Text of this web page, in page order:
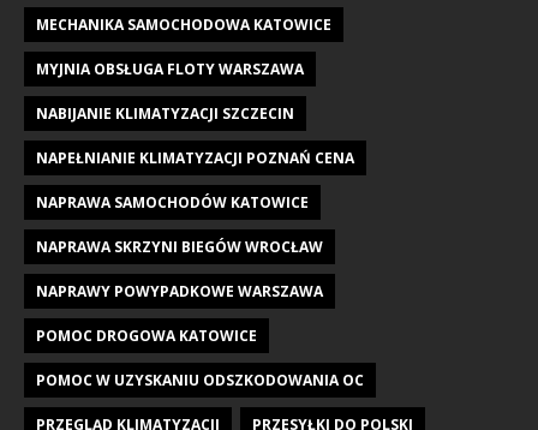
MECHANIKA SAMOCHODOWA KATOWICE
MYJNIA OBSŁUGA FLOTY WARSZAWA
NABIJANIE KLIMATYZACJI SZCZECIN
NAPEŁNIANIE KLIMATYZACJI POZNAŃ CENA
NAPRAWA SAMOCHODÓW KATOWICE
NAPRAWA SKRZYNI BIEGÓW WROCŁAW
NAPRAWY POWYPADKOWE WARSZAWA
POMOC DROGOWA KATOWICE
POMOC W UZYSKANIU ODSZKODOWANIA OC
PRZEGLĄD KLIMATYZACJI PRZESYŁKI DO POLSKI